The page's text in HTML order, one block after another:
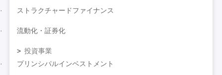
ストラクチャードファイナンス
流動化・証券化
投資事業
プリンシパルインベストメント